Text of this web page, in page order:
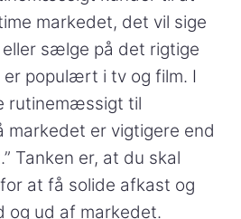
markedet, det vil sige
sælge på det rigtige
populært i tv og film. I
rutinemæssigt til
markedet er vigtigere end
Tanken er, at du skal
at få solide afkast og
og ud af markedet.